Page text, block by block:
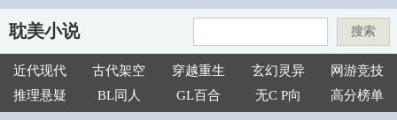
耽美小说 搜索
近代现代 古代架空 穿越重生 玄幻灵异
网游竞技
推理悬疑
BL同人 GL百合 无C P向 高分榜单